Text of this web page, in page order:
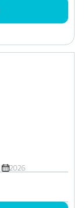
2026